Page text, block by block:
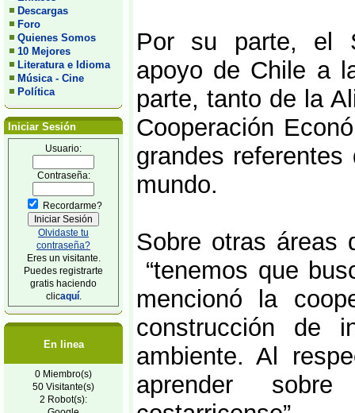
Descargas
Foro
Quienes Somos
10 Mejores
Literatura e Idioma
Música - Cine
Política
Iniciar Sesión
Usuario:
Contraseña:
Recordarme?
Olvidaste tu
contraseña?
Eres un visitante.
Puedes registrarte
gratis haciendo
clicaquí.
En linea
0 Miembro(s)
50 Visitante(s)
2 Robot(s):
Por su parte, el
apoyo de Chile a
parte, tanto de la
Cooperación
grandes
mundo.
Sobre otras áreas
“tenemos que
mencionó la
construcción de
ambiente. Al
aprender sobre